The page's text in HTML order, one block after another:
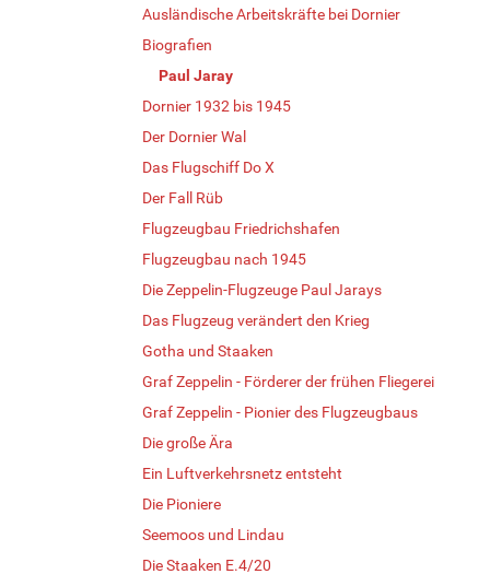
Ausländische Arbeitskräfte bei Dornier
Biografien
Paul Jaray
Dornier 1932 bis 1945
Der Dornier Wal
Das Flugschiff Do X
Der Fall Rüb
Flugzeugbau Friedrichshafen
Flugzeugbau nach 1945
Die Zeppelin-Flugzeuge Paul Jarays
Das Flugzeug verändert den Krieg
Gotha und Staaken
Graf Zeppelin - Förderer der frühen Fliegerei
Graf Zeppelin - Pionier des Flugzeugbaus
Die große Ära
Ein Luftverkehrsnetz entsteht
Die Pioniere
Seemoos und Lindau
Die Staaken E.4/20